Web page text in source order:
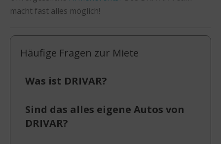
macht fast alles möglich!
Häufige Fragen zur Miete
Was ist DRIVAR?
Sind das alles eigene Autos von
DRIVAR?